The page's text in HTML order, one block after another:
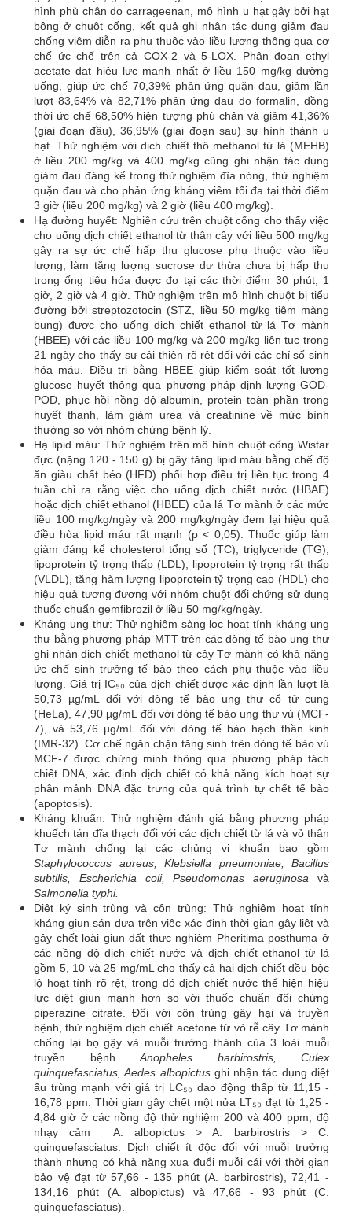
hình phù chân do carrageenan, mô hình u hạt gây bởi hạt
bông ở chuột cống, kết quả ghi nhận tác dụng giảm đau
chống viêm diễn ra phụ thuộc vào liều lượng thông qua cơ
chế ức chế trên cả COX-2 và 5-LOX. Phân đoạn ethyl
acetate đạt hiệu lực mạnh nhất ở liều 150 mg/kg đường
uống, giúp ức chế 70,39% phản ứng quặn đau, giảm lần
lượt 83,64% và 82,71% phản ứng đau do formalin, đồng
thời ức chế 68,50% hiện tượng phù chân và giảm 41,36%
(giai đoạn đầu), 36,95% (giai đoạn sau) sự hình thành u
hạt. Thử nghiệm với dịch chiết thô methanol từ lá (MEHB)
ở liều 200 mg/kg và 400 mg/kg cũng ghi nhận tác dụng
giảm đau đáng kể trong thử nghiệm đĩa nóng, thử nghiệm
quặn đau và cho phản ứng kháng viêm tối đa tại thời điểm
3 giờ (liều 200 mg/kg) và 2 giờ (liều 400 mg/kg).
Hạ đường huyết: Nghiên cứu trên chuột cống cho thấy việc
cho uống dịch chiết ethanol từ thân cây với liều 500 mg/kg
gây ra sự ức chế hấp thu glucose phụ thuộc vào liều
lượng, làm tăng lượng sucrose dư thừa chưa bị hấp thu
trong ống tiêu hóa được đo tại các thời điểm 30 phút, 1
giờ, 2 giờ và 4 giờ. Thử nghiệm trên mô hình chuột bị tiểu
đường bởi streptozotocin (STZ, liều 50 mg/kg tiêm màng
bụng) được cho uống dịch chiết ethanol từ lá Tơ mành
(HBEE) với các liều 100 mg/kg và 200 mg/kg liên tục trong
21 ngày cho thấy sự cải thiện rõ rệt đối với các chỉ số sinh
hóa máu. Điều trị bằng HBEE giúp kiểm soát tốt lượng
glucose huyết thông qua phương pháp định lượng GOD-
POD, phục hồi nồng độ albumin, protein toàn phần trong
huyết thanh, làm giảm urea và creatinine về mức bình
thường so với nhóm chứng bệnh lý.
Hạ lipid máu: Thử nghiệm trên mô hình chuột cống Wistar
đực (nặng 120 - 150 g) bị gây tăng lipid máu bằng chế độ
ăn giàu chất béo (HFD) phối hợp điều trị liên tục trong 4
tuần chỉ ra rằng việc cho uống dịch chiết nước (HBAE)
hoặc dịch chiết ethanol (HBEE) của lá Tơ mành ở các mức
liều 100 mg/kg/ngày và 200 mg/kg/ngày đem lại hiệu quả
điều hòa lipid máu rất mạnh (p < 0,05). Thuốc giúp làm
giảm đáng kể cholesterol tổng số (TC), triglyceride (TG),
lipoprotein tỷ trọng thấp (LDL), lipoprotein tỷ trọng rất thấp
(VLDL), tăng hàm lượng lipoprotein tỷ trọng cao (HDL) cho
hiệu quả tương đương với nhóm chuột đối chứng sử dụng
thuốc chuẩn gemfibrozil ở liều 50 mg/kg/ngày.
Kháng ung thư: Thử nghiệm sàng lọc hoạt tính kháng ung
thư bằng phương pháp MTT trên các dòng tế bào ung thư
ghi nhận dịch chiết methanol từ cây Tơ mành có khả năng
ức chế sinh trưởng tế bào theo cách phụ thuộc vào liều
lượng. Giá trị IC₅₀ của dịch chiết được xác định lần lượt là
50,73 µg/mL đối với dòng tế bào ung thư cổ tử cung
(HeLa), 47,90 µg/mL đối với dòng tế bào ung thư vú (MCF-
7), và 53,76 µg/mL đối với dòng tế bào hạch thần kinh
(IMR-32). Cơ chế ngăn chặn tăng sinh trên dòng tế bào vú
MCF-7 được chứng minh thông qua phương pháp tách
chiết DNA, xác định dịch chiết có khả năng kích hoạt sự
phân mảnh DNA đặc trưng của quá trình tự chết tế bào
(apoptosis).
Kháng khuẩn: Thử nghiệm đánh giá bằng phương pháp
khuếch tán đĩa thạch đối với các dịch chiết từ lá và vỏ thân
Tơ mành chống lại các chủng vi khuẩn bao gồm
Staphylococcus aureus, Klebsiella pneumoniae, Bacillus
subtilis, Escherichia coli, Pseudomonas aeruginosa và
Salmonella typhi.
Diệt ký sinh trùng và côn trùng: Thử nghiệm hoạt tính
kháng giun sán dựa trên việc xác định thời gian gây liệt và
gây chết loài giun đất thực nghiệm Pheritima posthuma ở
các nồng độ dịch chiết nước và dịch chiết ethanol từ lá
gồm 5, 10 và 25 mg/mL cho thấy cả hai dịch chiết đều bộc
lộ hoạt tính rõ rệt, trong đó dịch chiết nước thể hiện hiệu
lực diệt giun mạnh hơn so với thuốc chuẩn đối chứng
piperazine citrate. Đối với côn trùng gây hại và truyền
bệnh, thử nghiệm dịch chiết acetone từ vỏ rễ cây Tơ mành
chống lại bọ gậy và muỗi trưởng thành của 3 loài muỗi
truyền bệnhAnopheles barbirostris, Culex
quinquefasciatus, Aedes albopictusghi nhận tác dụng diệt
ấu trùng mạnh với giá trị LC₅₀ dao động thấp từ 11,15 -
16,78 ppm. Thời gian gây chết một nửa LT₅₀ đạt từ 1,25 -
4,84 giờ ở các nồng độ thử nghiệm 200 và 400 ppm, độ
nhạy cảm A. albopictus > A. barbirostris > C.
quinquefasciatus. Dịch chiết ít độc đối với muỗi trưởng
thành nhưng có khả năng xua đuổi muỗi cái với thời gian
bảo vệ đạt từ 57,66 - 135 phút (A. barbirostris), 72,41 -
134,16 phút (A. albopictus) và 47,66 - 93 phút (C.
quinquefasciatus).